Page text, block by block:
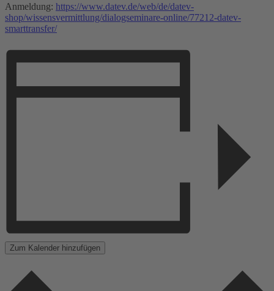
Anmeldung: https://www.datev.de/web/de/datev-
shop/wissensvermittlung/dialogseminare-online/77212-datev-
smarttransfer/
Zum Kalender hinzufügen